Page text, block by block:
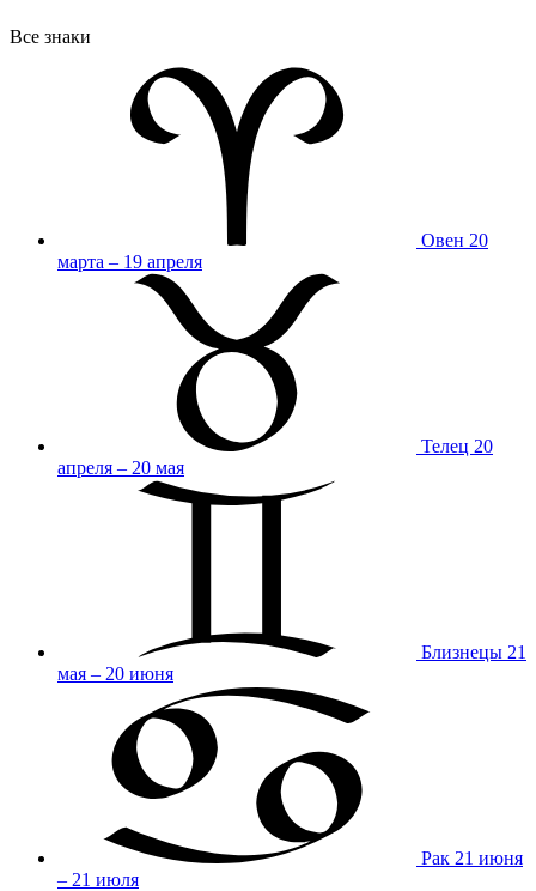
Все знаки
Овен 20
марта – 19 апреля
Телец 20
апреля – 20 мая
Близнецы 21
мая – 20 июня
Рак 21 июня
– 21 июля